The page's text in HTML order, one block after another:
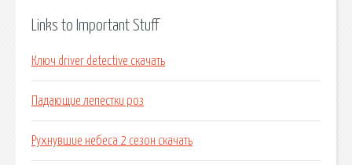
Links to Important Stuff
Ключ driver detective скачать
Падающие лепестки роз
Рухнувшие небеса 2 сезон скачать